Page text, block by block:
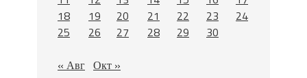
18
19 20 21 22 23
24
25
26 27 28 29
30
« Авг Окт »